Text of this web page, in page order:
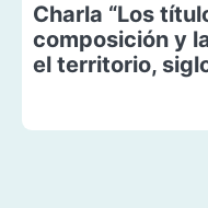
Charla “Los
composición y
el territorio,